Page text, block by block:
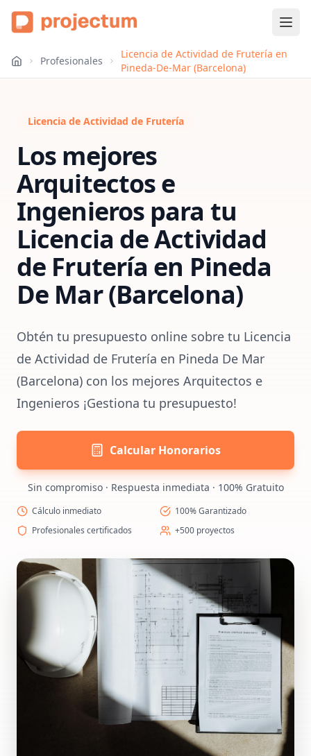
Profesionales
Licencia de Actividad de Frutería en
Pineda-De-Mar (Barcelona)
Licencia de Actividad de Frutería
Los mejores
Arquitectos e
Ingenieros para tu
Licencia de Actividad
de Frutería en Pineda
De Mar (Barcelona)
Obtén tu presupuesto online sobre tu Licencia
de Actividad de Frutería en Pineda De Mar
(Barcelona) con los mejores Arquitectos e
Ingenieros ¡Gestiona tu presupuesto!
Calcular Honorarios
Sin compromiso · Respuesta inmediata · 100% Gratuito
Cálculo inmediato
100% Garantizado
Profesionales certificados
+500 proyectos